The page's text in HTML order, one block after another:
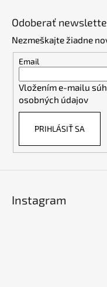
Odoberať
Nezmeškajte žiadne
Email
Vložením e-mailu
osobných údajov
PRIHLÁSIŤ SA
Instagram